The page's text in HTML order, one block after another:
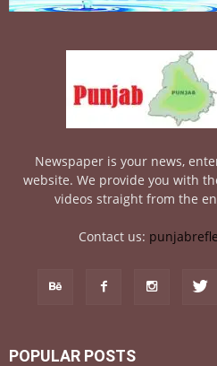
Newspaper is your news,
website. We provide you with
videos straight from the
Contact us:
POPULAR POSTS